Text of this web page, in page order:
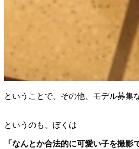
ということで、その他、モデル募集
というのも、ぼくは
「なんとか合法的に可愛い子を撮影